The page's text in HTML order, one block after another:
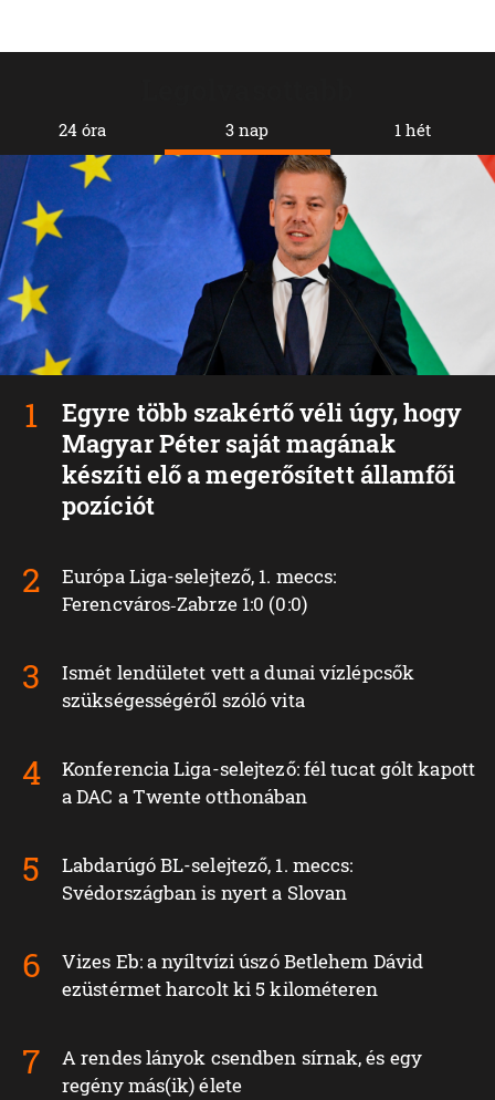
24 óra 3 nap
Egyre több szakértő véli úgy, hogy
Magyar Péter saját magának
készíti elő a megerősített államfői
pozíciót
Európa Liga-selejtező, 1. meccs:
Ferencváros‑Zabrze 1:0 (0:0)
Ismét lendületet vett a dunai vízlépcsők
szükségességéről szóló vita
Konferencia Liga-selejtező: fél tucat gólt kapott
a DAC a Twente otthonában
Labdarúgó BL-selejtező, 1. meccs:
Svédországban is nyert a Slovan
Vizes Eb: a nyíltvízi úszó Betlehem Dávid
ezüstérmet harcolt ki 5 kilométeren
A rendes lányok csendben sírnak, és egy
regény más(ik) élete
1 hét